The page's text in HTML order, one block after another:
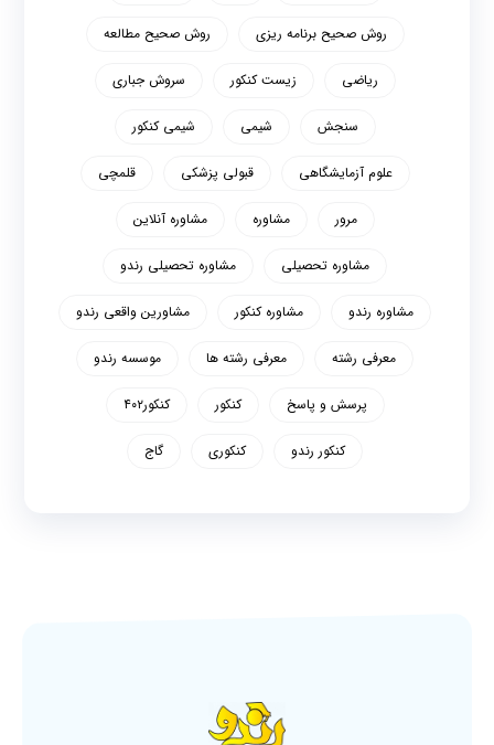
روش صحیح برنامه ریزی روش صحیح مطالعه
ریاضی زیست کنکور سروش جباری
سنجش شیمی شیمی کنکور
علوم آزمایشگاهی قبولی پزشکی قلمچی
مرور مشاوره مشاوره آنلاین
مشاوره تحصیلی مشاوره تحصیلی رندو
مشاوره رندو مشاوره کنکور مشاورین واقعی رندو
معرفی رشته معرفی رشته ها موسسه رندو
پرسش و پاسخ کنکور کنکور۴۰۲
کنکور رندو کنکوری گاج